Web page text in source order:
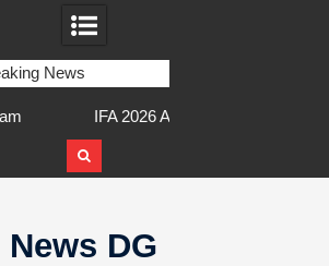
News
wird größer,
und vielfältiger
News DG